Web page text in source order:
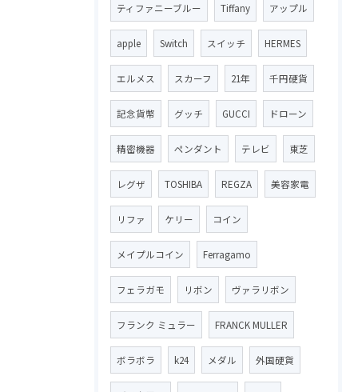
ティファニーブルー Tiffany アップル
apple Switch スイッチ HERMES
エルメス スカーフ 21年 千円硬貨
記念貨幣 グッチ GUCCI ドローン
精密機器 ペンダント テレビ 東芝
レグザ TOSHIBA REGZA 美容家電
リファ ケリー コイン
メイプルコイン Ferragamo
フェラガモ リボン ヴァラリボン
フランク ミュラー FRANCK MULLER
ボラボラ k24 メダル 外国硬貨